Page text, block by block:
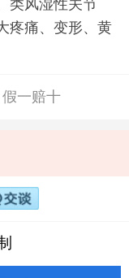
类风湿性关节
疼痛、变形、黄
假一赔十